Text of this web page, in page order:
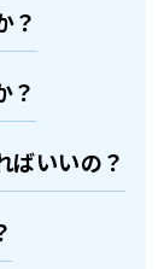
？
？
ばいいの？